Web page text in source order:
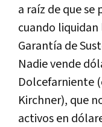
a raíz de que
cuando
Garantía de
Nadie vende
Dolcefarniente
Kirchner), que
activos en